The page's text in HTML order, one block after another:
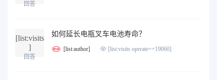
回答
[list:visits
]
回答
如何延长电瓶叉车电池寿命？
[list:author] [list:visits operate=+19060]